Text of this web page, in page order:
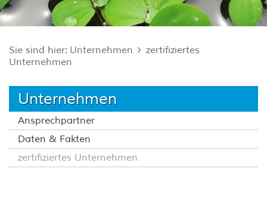
Sie sind hier: Unternehmen
zertifiziertes
Unternehmen
Unternehmen
Ansprechpartner
Daten & Fakten
zertifiziertes Unternehmen